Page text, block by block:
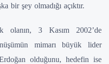
bir şey olmadığı açıktır.
olanın, 3 Kasım 2002’de
mimarı büyük lider
olduğunu, hedefin ise